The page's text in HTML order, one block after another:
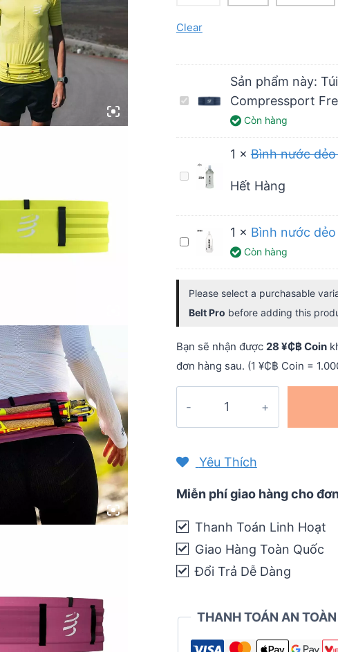
Clear
Túi
hông
trail
Free
Belt
Sản phẩm này:
Compressport
Còn hàng
Bình
dẻo
INOXTO
Flask
250ml
1 ×Bình nước
Hết Hàng
Bình
IXOTNO
Soft
Flask
1 × Bình nước
Còn hàng
Please select a purchasable
Belt Pro before adding this
Bạn sẽ nhận được 28 ¥₵฿ Coin
đơn hàng sau. (1 ¥₵฿ Coin =
chạy
Compressport
Belt
Pro
quantity
Yêu Thích
Miễn phí giao hàng cho
Thanh Toán Linh Hoạt
Giao Hàng Toàn Quốc
Đổi Trả Dễ Dàng
THANH TOÁN AN TOÀN